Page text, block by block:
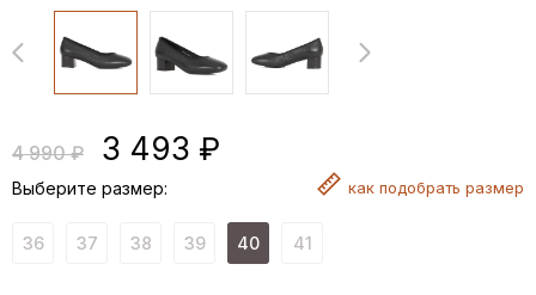
4 990 ₽ 3 493 ₽
Выберите размер: как подобрать размер
36 37 38 39 40 41